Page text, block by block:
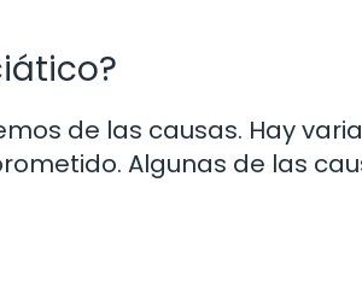
de las causas. Hay
Algunas de las